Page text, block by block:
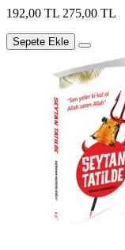
192,00 TL 275,00 TL
Sepete Ekle